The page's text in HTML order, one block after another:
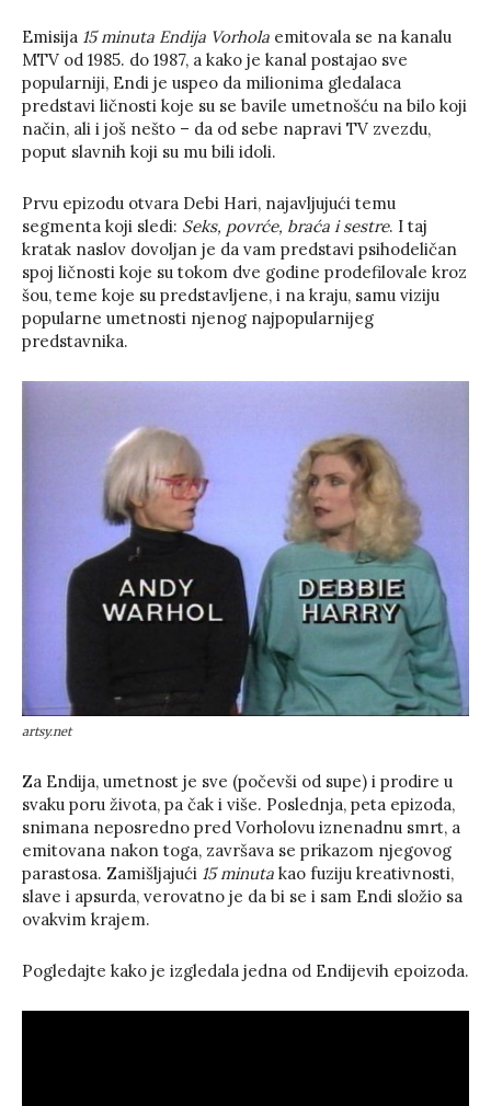
Emisija 15 minuta Endija Vorhola emitovala se na kanalu
MTV od 1985. do 1987, a kako je kanal postajao sve
popularniji, Endi je uspeo da milionima gledalaca
predstavi ličnosti koje su se bavile umetnošću na bilo koji
način, ali i još nešto – da od sebe napravi TV zvezdu,
poput slavnih koji su mu bili idoli.
Prvu epizodu otvara Debi Hari, najavljujući temu
segmenta koji sledi: Seks, povrće, braća i sestre. I taj
kratak naslov dovoljan je da vam predstavi psihodeličan
spoj ličnosti koje su tokom dve godine prodefilovale kroz
šou, teme koje su predstavljene, i na kraju, samu viziju
popularne umetnosti njenog najpopularnijeg
predstavnika.
artsy.net
Za Endija, umetnost je sve (počevši od supe) i prodire u
svaku poru života, pa čak i više. Poslednja, peta epizoda,
snimana neposredno pred Vorholovu iznenadnu smrt, a
emitovana nakon toga, završava se prikazom njegovog
parastosa. Zamišljajući 15 minuta kao fuziju kreativnosti,
slave i apsurda, verovatno je da bi se i sam Endi složio sa
ovakvim krajem.
Pogledajte kako je izgledala jedna od Endijevih epoizoda.